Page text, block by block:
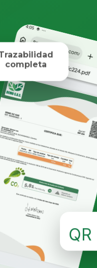
Trazabilidad
completa
QR